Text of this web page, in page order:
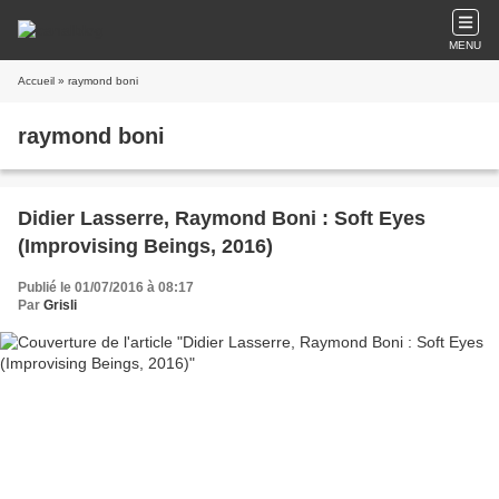
MENU
Accueil » raymond boni
raymond boni
Didier Lasserre, Raymond Boni : Soft Eyes
(Improvising Beings, 2016)
Publié le 01/07/2016 à 08:17
Par Grisli